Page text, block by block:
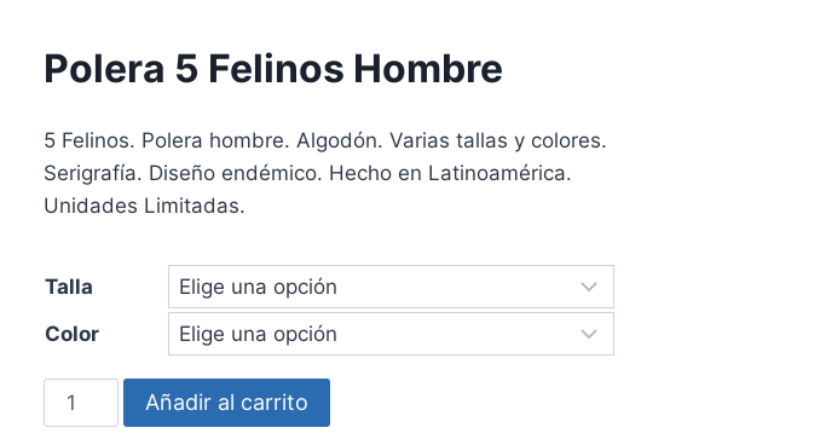
Polera 5 Felinos Hombre
5 Felinos. Polera hombre. Algodón. Varias tallas y colores.
Serigrafía. Diseño endémico. Hecho en Latinoamérica.
Unidades Limitadas.
Talla
Color
Polera
5
Añadir al carrito